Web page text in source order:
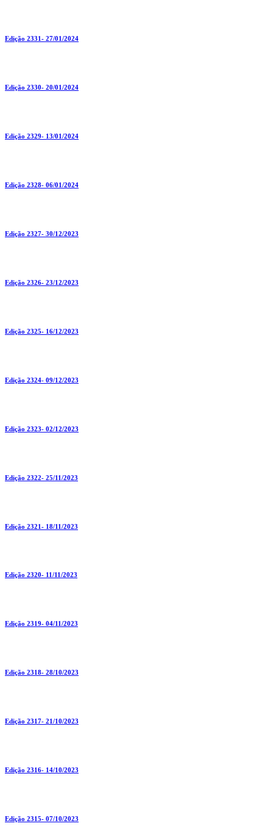
Edição 2331- 27/01/2024
Edição 2330- 20/01/2024
Edição 2329- 13/01/2024
Edição 2328- 06/01/2024
Edição 2327- 30/12/2023
Edição 2326- 23/12/2023
Edição 2325- 16/12/2023
Edição 2324- 09/12/2023
Edição 2323- 02/12/2023
Edição 2322- 25/11/2023
Edição 2321- 18/11/2023
Edição 2320- 11/11/2023
Edição 2319- 04/11/2023
Edição 2318- 28/10/2023
Edição 2317- 21/10/2023
Edição 2316- 14/10/2023
Edição 2315- 07/10/2023